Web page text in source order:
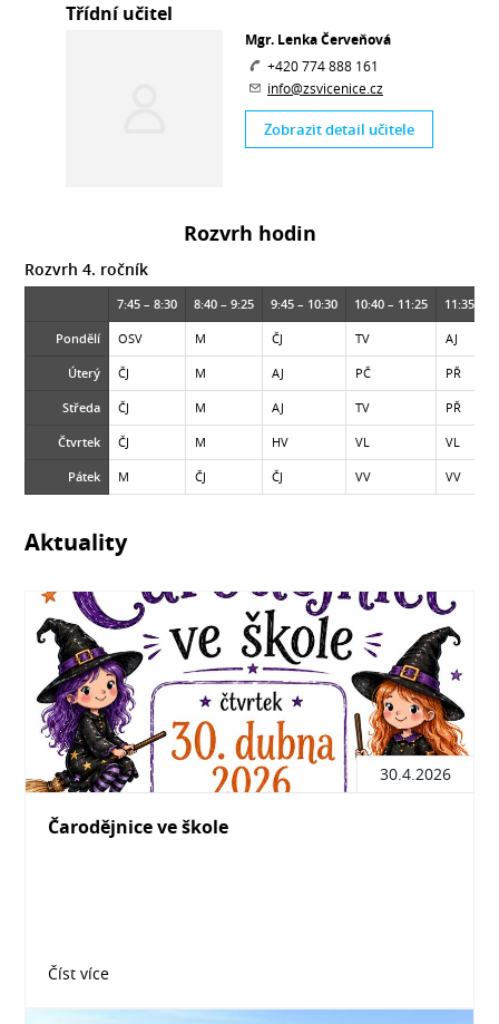
Třídní učitel
Mgr. Lenka Červeňová
+420 774 888 161
info@zsvicenice.cz
Zobrazit detail učitele
Rozvrh hodin
Rozvrh 4. ročník
7:45 – 8:30 8:40 – 9:25 9:45 – 10:30 10:40 – 11:25 11:35 –
Pondělí OSV M ČJ TV AJ
Úterý ČJ M AJ PČ PŘ
Středa ČJ M AJ TV PŘ
Čtvrtek ČJ M HV VL VL
Pátek M ČJ ČJ VV VV
Aktuality
30.4.2026
Čarodějnice ve škole
Číst více